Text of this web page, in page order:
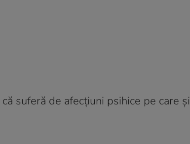
suferă de afecțiuni psihice pe care și